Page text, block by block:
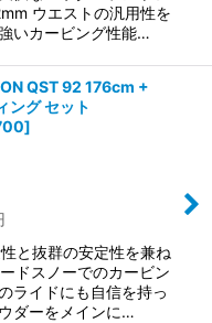
ウエストの汎用性を
いカービング性能…
QST 92 176cm +
ング セット
]
と抜群の安定性を兼ね
ドスノーでのカービン
ライドにも自信を持っ
ダーをメインに…